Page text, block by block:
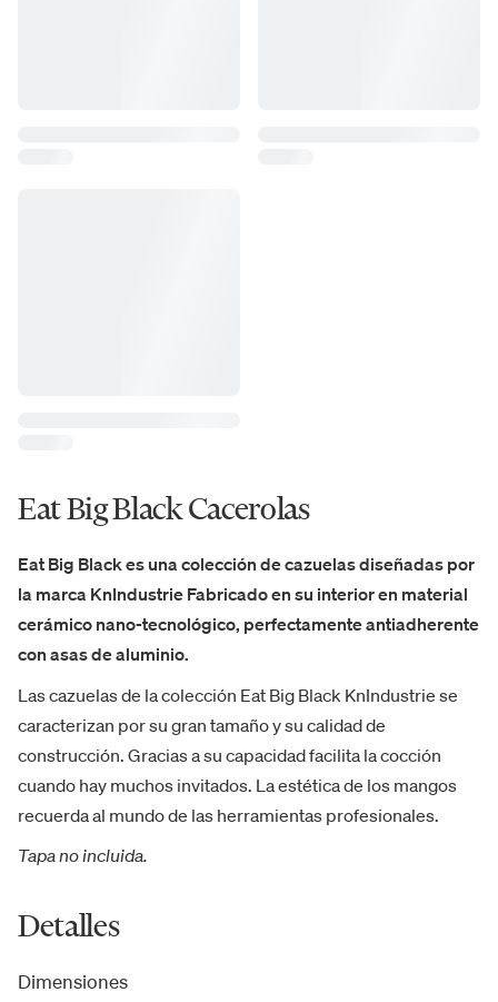
Eat Big Black Cacerolas
Eat Big Black es una colección de cazuelas diseñadas por
la marca KnIndustrie Fabricado en su interior en material
cerámico nano-tecnológico, perfectamente antiadherente
con asas de aluminio.
Las cazuelas de la colección Eat Big Black KnIndustrie se
caracterizan por su gran tamaño y su calidad de
construcción. Gracias a su capacidad facilita la cocción
cuando hay muchos invitados. La estética de los mangos
recuerda al mundo de las herramientas profesionales.
Tapa no incluida.
Detalles
Dimensiones